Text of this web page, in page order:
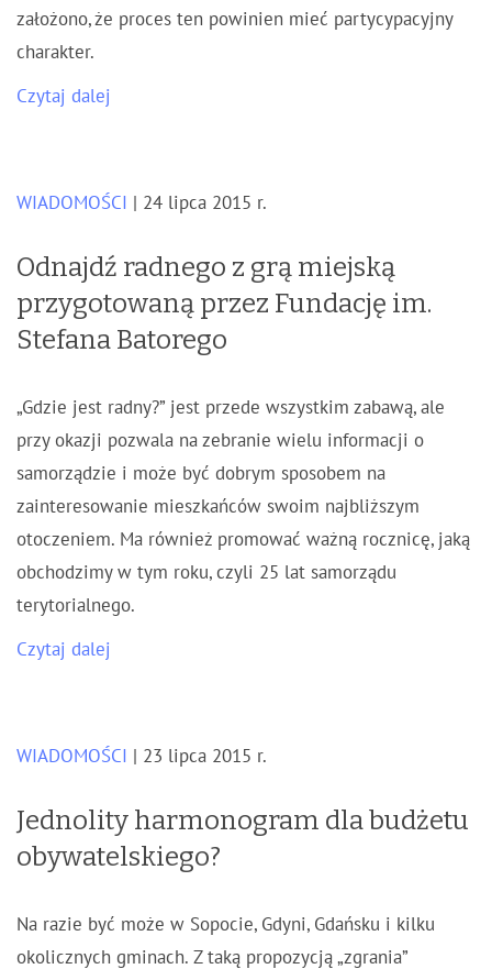
założono, że proces ten powinien mieć partycypacyjny
charakter.
Czytaj dalej
WIADOMOŚCI | 24 lipca 2015 r.
Odnajdź radnego z grą miejską
przygotowaną przez Fundację im.
Stefana Batorego
„Gdzie jest radny?” jest przede wszystkim zabawą, ale
przy okazji pozwala na zebranie wielu informacji o
samorządzie i może być dobrym sposobem na
zainteresowanie mieszkańców swoim najbliższym
otoczeniem. Ma również promować ważną rocznicę, jaką
obchodzimy w tym roku, czyli 25 lat samorządu
terytorialnego.
Czytaj dalej
WIADOMOŚCI | 23 lipca 2015 r.
Jednolity harmonogram dla budżetu
obywatelskiego?
Na razie być może w Sopocie, Gdyni, Gdańsku i kilku
okolicznych gminach. Z taką propozycją „zgrania”